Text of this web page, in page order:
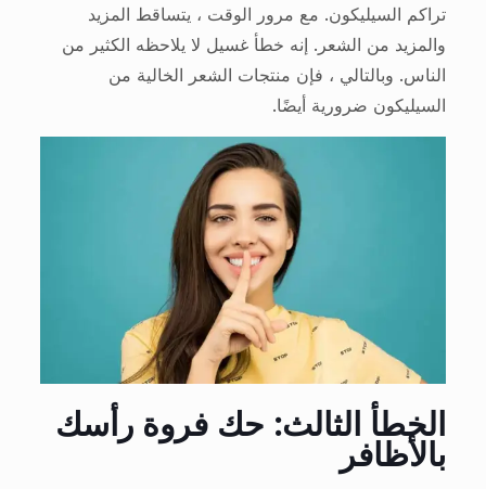
تراكم السيليكون. مع مرور الوقت ، يتساقط المزيد
والمزيد من الشعر. إنه خطأ غسيل لا يلاحظه الكثير من
الناس. وبالتالي ، فإن منتجات الشعر الخالية من
السيليكون ضرورية أيضًا.
الخطأ الثالث: حك فروة رأسك
بالأظافر